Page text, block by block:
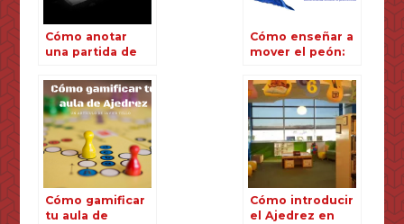
Cómo anotar
una partida de
Cómo enseñar a
mover el peón:
mutante
Cómo gamificar
tu aula de
Cómo introducir
el Ajedrez en